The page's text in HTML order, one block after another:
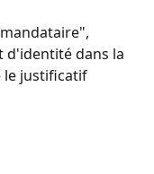
d'identité dans la
le justificatif